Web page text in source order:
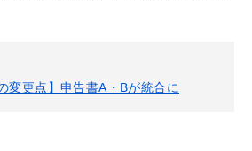
変更点】申告書A・Bが統合に